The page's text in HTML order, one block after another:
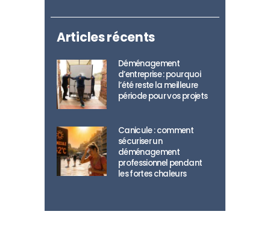
Articles récents
Déménagement
d’entreprise : pourquoi
l’été reste la meilleure
période pour vos projets
Canicule : comment
sécuriser un
déménagement
professionnel pendant
les fortes chaleurs